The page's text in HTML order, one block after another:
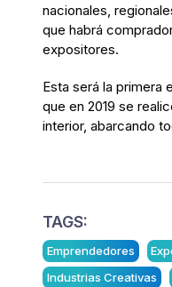
nacionales,
que habrá
expositores.
Esta será la primera
que en 2019 se
interior, abarcando
TAGS:
Emprendedores
Industrias Creativas